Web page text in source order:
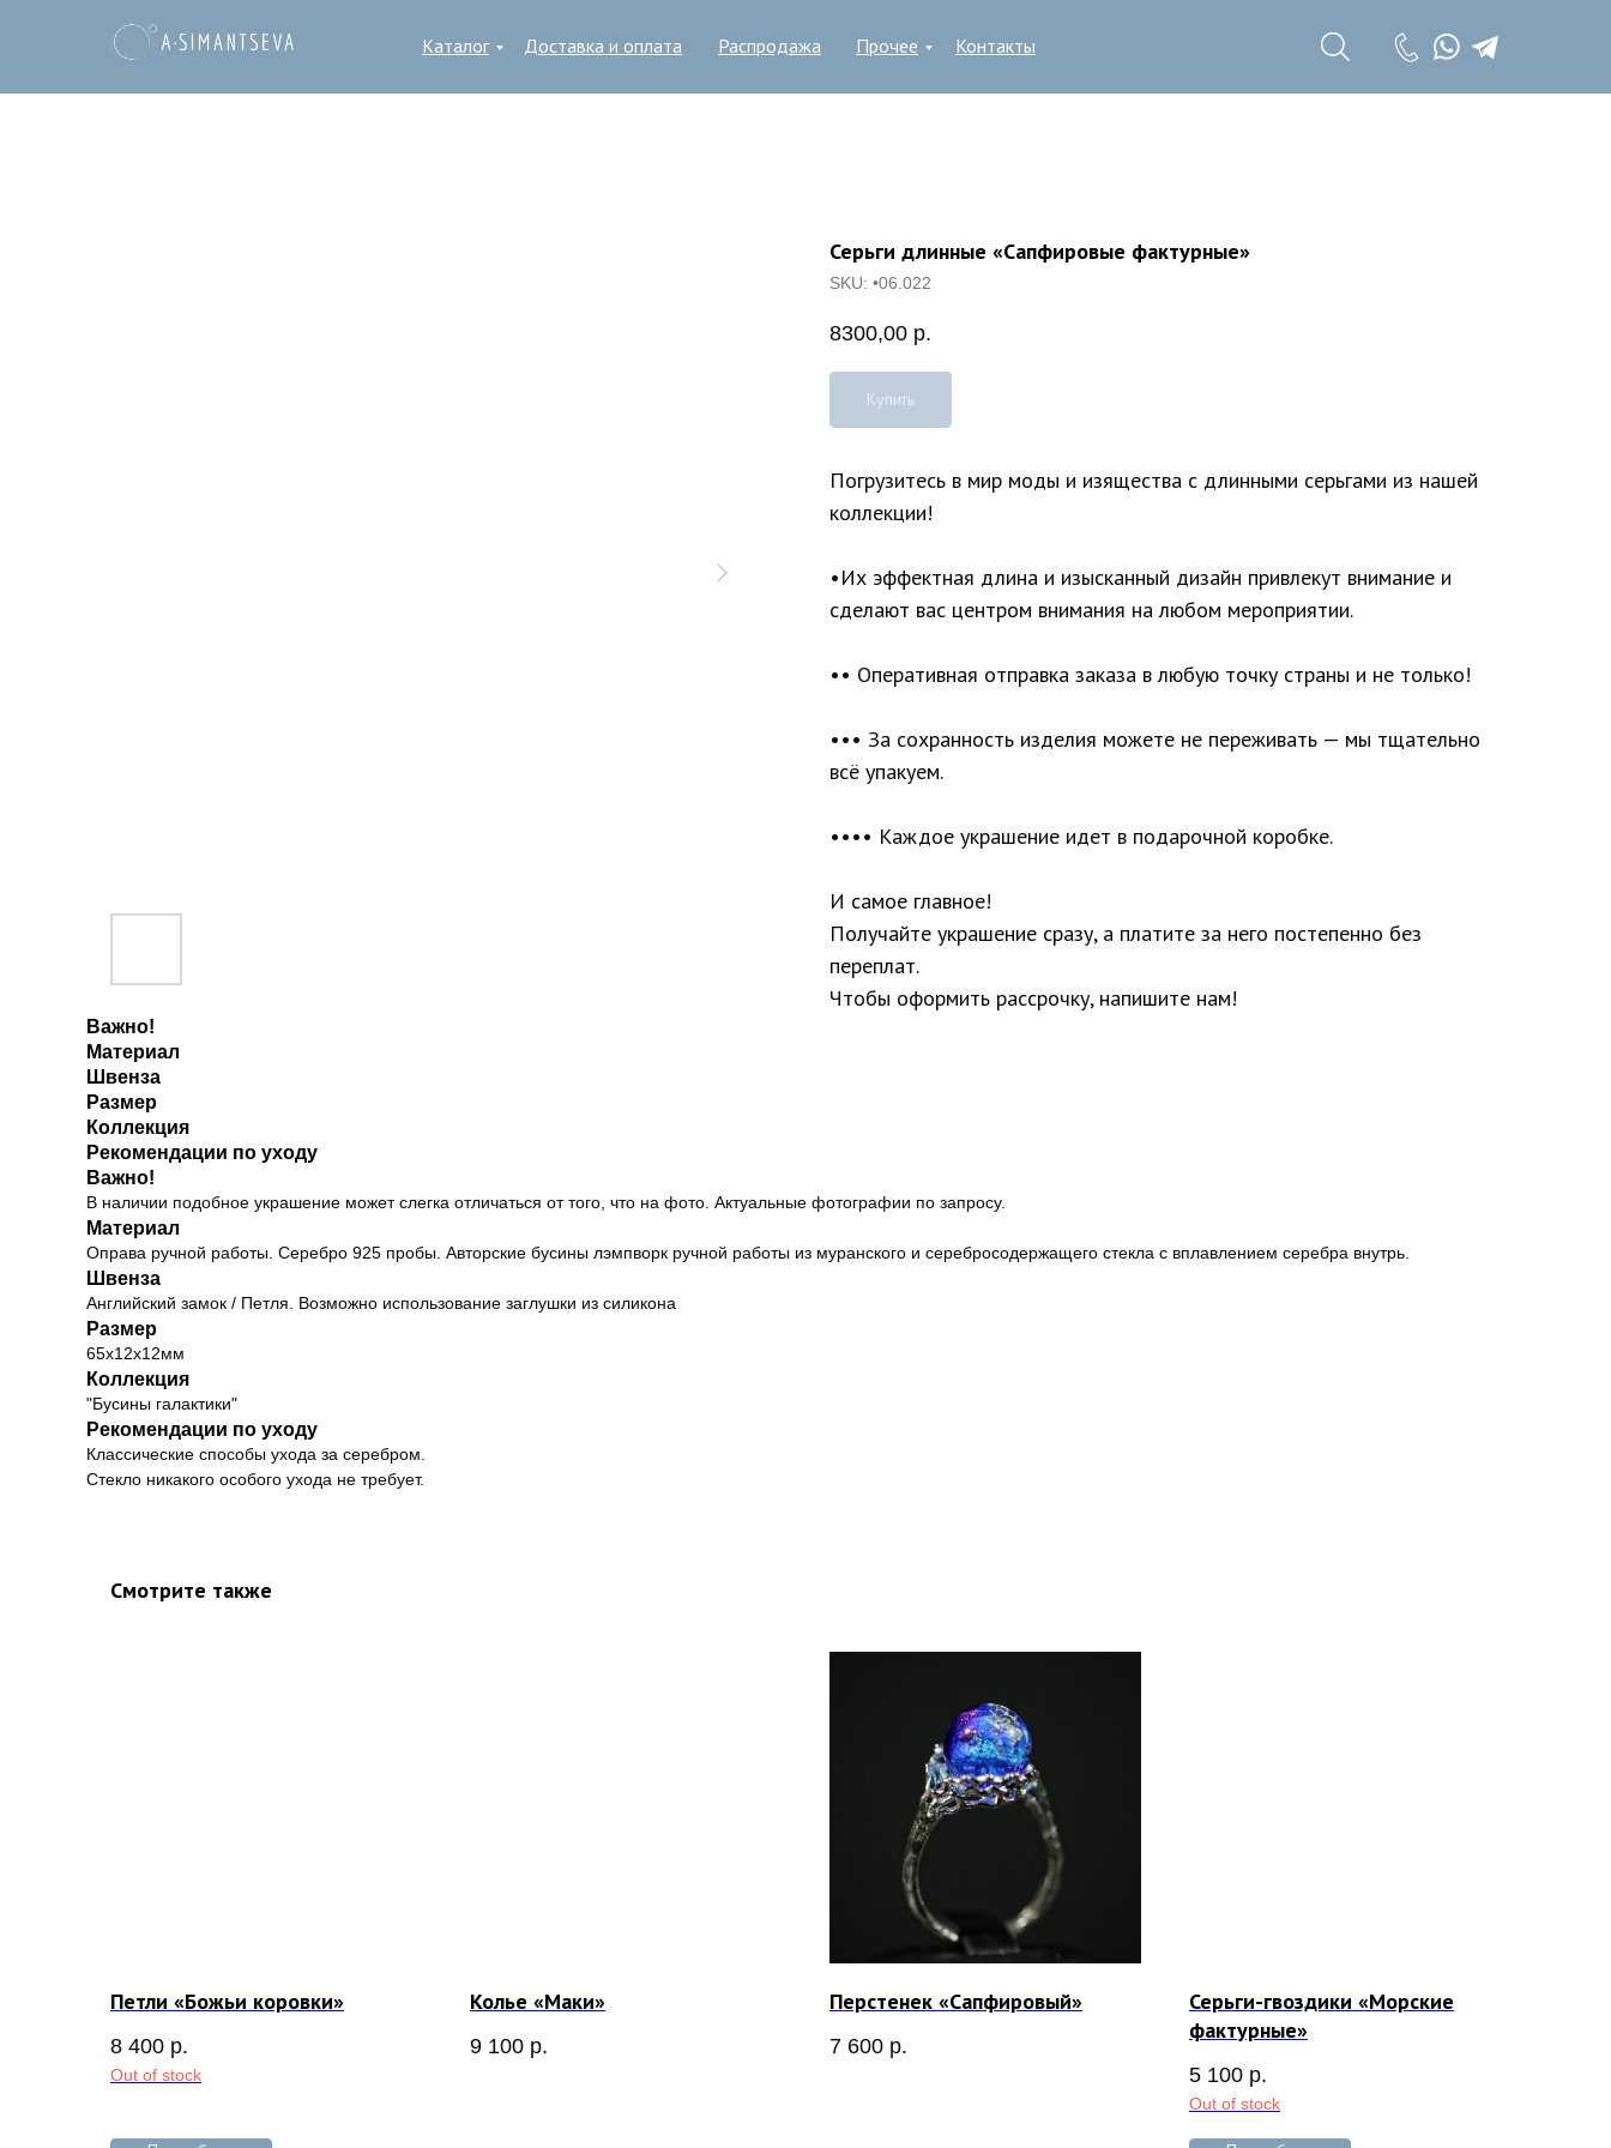
Каталог Контакты
Доставка и оплата Прочее
Распродажа
Серьги длинные «Сапфировые фактурные»
SKU: •06.022
8300,00 р.
Купить
Погрузитесь в мир моды и изящества с длинными серьгами из нашей
коллекции!
•Их эффектная длина и изысканный дизайн привлекут внимание и
сделают вас центром внимания на любом мероприятии.
•• Оперативная отправка заказа в любую точку страны и не только!
••• За сохранность изделия можете не переживать — мы тщательно
всё упакуем.
•••• Каждое украшение идет в подарочной коробке.
И самое главное!
Получайте украшение сразу, а платите за него постепенно без
переплат.
Чтобы оформить рассрочку, напишите нам!
Важно!
Материал
Швенза
Размер
Коллекция
Рекомендации по уходу
Важно!
В наличии подобное украшение может слегка отличаться от того, что на фото. Актуальные фотографии по запросу.
Материал
Оправа ручной работы. Серебро 925 пробы. Авторские бусины лэмпворк ручной работы из муранского и серебросодержащего стекла с вплавлением серебра внутрь.
Швенза
Английский замок / Петля. Возможно использование заглушки из силикона
Размер
65х12х12мм
Коллекция
"Бусины галактики"
Рекомендации по уходу
Классические способы ухода за серебром.
Стекло никакого особого ухода не требует.
Смотрите также
Петли «Божьи коровки»
8 400 р.
Out of stock
Колье «Маки»
9 100 р.
Перстенек «Сапфировый»
7 600 р.
Серьги-гвоздики «Морские
фактурные»
5 100 р.
Out of stock